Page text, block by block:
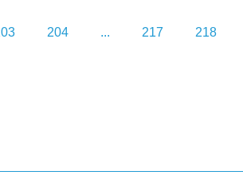
204 ... 217 218